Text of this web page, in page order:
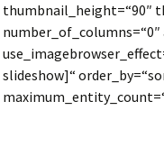
thumbnail_height=“90″
slideshow]“